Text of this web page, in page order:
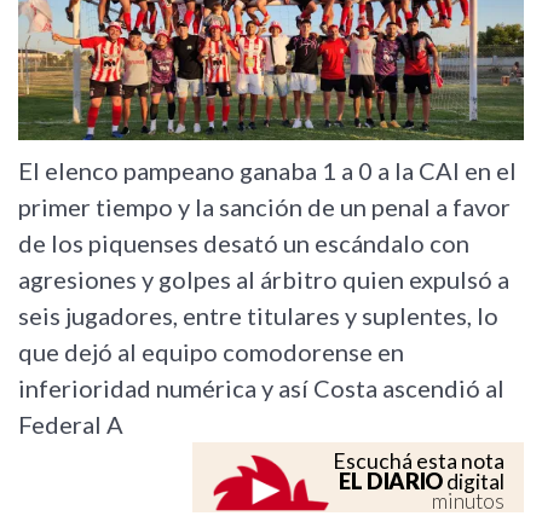
El elenco pampeano ganaba 1 a 0 a la CAI en el
primer tiempo y la sanción de un penal a favor
de los piquenses desató un escándalo con
agresiones y golpes al árbitro quien expulsó a
seis jugadores, entre titulares y suplentes, lo
que dejó al equipo comodorense en
inferioridad numérica y así Costa ascendió al
Federal A
Escuchá esta nota
EL DIARIOdigital
minutos